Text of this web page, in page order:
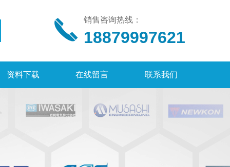
销售咨询热线：
18879997621
资料下载 在线留言 联系我们